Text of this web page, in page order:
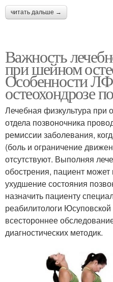
читать дальше →
Важность
при шейном
Особенности
остеохондрозе
Лечебная физкультура при
отдела позвоночника
ремиссии заболевания,
(боль и ограничение
отсутствуют. Выполняя
обострения, пациент может
ухудшение состояния
назначить пациенту
реабилитологи
всестороннее
диагностических методик.